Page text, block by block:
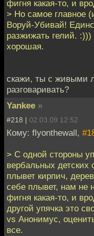
фигня какая-то, и
> Но самое главное
Воруй-Убивай!
разжижать гелий.
хорошая.
скажи, ты с живыми
разговаривать?
Yankee »
#218 | 02.03.09 12:52
Кому: flyonthewall,
> С одной стороны
вербальных детских
плывет кирпич,
себе плывет, нам не
фигня какая-то, и
другой упячка это
vs Анонимус,
все.